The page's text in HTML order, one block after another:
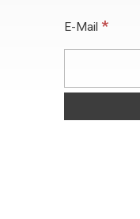
E-Mail *